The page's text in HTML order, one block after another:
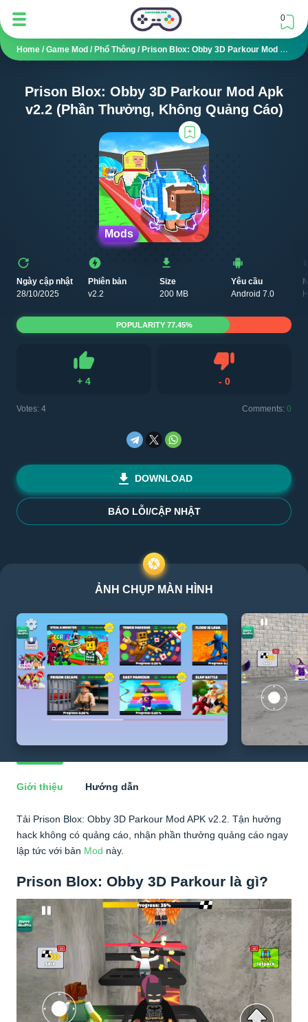
0
Home / Game Mod / Phổ Thông / Prison Blox: Obby 3D Parkour Mod APK V2.2 (Phần Thưởng, Không Quảng Cáo)
Prison Blox: Obby 3D Parkour Mod Apk
v2.2 (Phần Thưởng, Không Quảng Cáo)
Mods
Ngày cập nhật
28/10/2025
Phiên bản
v2.2
Size
200 MB
Yêu cầu
Android 7.0
+ 4
Like
- 0
Votes: 4 Comments: 0
POPULARITY 77.45%
DOWNLOAD
BÁO LỖI/CẬP NHẬT
ẢNH CHỤP MÀN HÌNH
Giới thiệu Hướng dẫn
Tải Prison Blox: Obby 3D Parkour Mod APK v2.2. Tận hưởng
hack không có quảng cáo, nhận phần thưởng quảng cáo ngay
lập tức với bản Mod này.
Prison Blox: Obby 3D Parkour là gì?